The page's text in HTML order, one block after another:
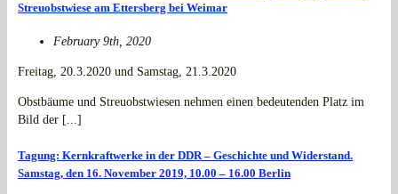
Streuobstwiese am Ettersberg bei Weimar
February 9th, 2020
Freitag, 20.3.2020 und Samstag, 21.3.2020
Obstbäume und Streuobstwiesen nehmen einen bedeutenden Platz im
Bild der [...]
Tagung: Kernkraftwerke in der DDR – Geschichte und Widerstand.
Samstag, den 16. November 2019, 10.00 – 16.00 Berlin